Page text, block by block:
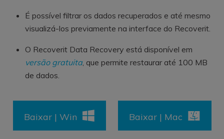
É possível filtrar os dados recuperados e até mesmo
visualizá-los previamente na interface do Recoverit.
O Recoverit Data Recovery está disponível em
versão gratuita, que permite restaurar até 100 MB
de dados.
Baixar | Win Baixar | Mac